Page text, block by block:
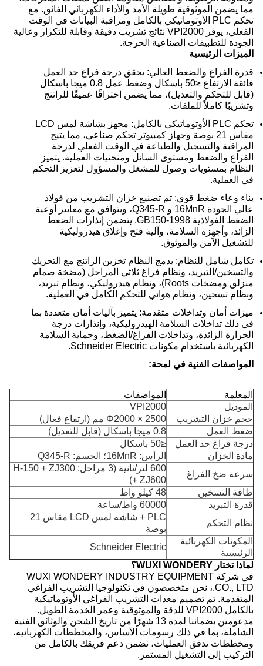
مما يضمن الموثوقية طويلة الأمد والأداء الكهربائي الفائق. مع
تحكم PLC الأوتوماتيكي بالكامل ومراقبة البيانات في الوقت
الفعلي، يوفر VPI2000 نتائج تشريب دقيقة وقابلة للتكرار وعالية
الجودة للتطبيقات الصناعية الحرجة.
الميزات الرئيسية
قدرة الفراغ والضغط العالي: يحقق درجة فراغ حد العمل
فائقة الارتفاع ≤50 باسكال وضغط عمل 0.8 ميجا باسكال
(قابل للتحكم والتعديل)، مما يضمن اختراقًا عميقًا للراتنج
وتشريبًا كاملاً للملفات.
تحكم PLC الأوتوماتيكي بالكامل: مجهز بشاشة لمس LCD
مقاس 21 بوصة وجهاز كمبيوتر تحكم صناعي، مما يتيح
المراقبة والتسجيل والطباعة في الوقت الفعلي لدرجة
الفراغ والضغط ومستوى السائل ومنحنيات العملية. يتميز
النظام بمستويات وصول للمشغل والمسؤول لتعزيز التحكم
في العملية.
بناء وعاء ضغط قوي: تم تصنيع خزان التشريب من فولاذ
عالي الجودة 16MnR و Q345-R، ويتوافق مع معايير أوعية
الضغط الفولاذية GB150-1998. يتضمن إنذارات الضغط
الزائد، وأجهزة السلامة، وآلية فتح وإغلاق هيدروليكية
للتشغيل الآمن والموثوق.
تكامل شامل للنظام: يدمج النظام تخزين الراتنج مع التحريك
والتسخين/التبريد، ونظام فراغ ثلاثي المراحل (مضخة صمام
منزلق ومضخات Roots)، ونظام هيدروليكي، ونظام تبريد،
ونظام تسخين، ونظام هوائي للتحكم الكامل في العملية.
ميزات أمان وتداخلات متقدمة: يتميز بآليات أمان متعددة بما
في ذلك تداخلات السلامة الهيدروليكية، وإنذارات درجة
الحرارة الزائدة، وتداخلات الفراغ/الضغط، وحماية السلامة
الكهربائية باستخدام مكونات Schneider Electric.
المواصفات الفنية في لمحة:
المعلمة
المواصفات
الموديل
VPI2000
حجم خزان التشريب
Φ2000 × 2500 مم (ارتفاع فعال)
ضغط العمل
0.8 ميجا باسكال (قابل للتعديل)
درجة فراغ حد العمل
≤50 باسكال
مادة الخزان
الرأس: 16MnR؛ الجسم: Q345-R
سرعة ضخ الفراغ
600 لتر/ثانية (3 مراحل: H-150 + ZJ300
+ ZJ600)
طاقة التسخين
48 كيلو واط
قدرة التبريد
60000 واط/ساعة
نظام التحكم
PLC + شاشة لمس LCD مقاس 21
بوصة
المكونات الكهربائية
الرئيسية
Schneider Electric
لماذا تختار WUXI WONDERY؟
في شركة WUXI WONDERY INDUSTRY EQUIPMENT
CO., LTD.، نحن متخصصون في تكنولوجيا التشريب الفراغي
المتقدمة. تم تصميم معدات التشريب الفراغي الأوتوماتيكية
بالكامل VPI2000 للدقة والموثوقية وعمر الخدمة الطويل.
مدعومين بضماننا لمدة 13 شهرًا من تاريخ الشحن والوثائق الفنية
الشاملة، بما في ذلك رسومات الأساس، والمخططات الكهربائية،
ومخططات تدفق العمليات، نضمن دعم فريقك بالكامل من
التركيب إلى التشغيل المستمر.